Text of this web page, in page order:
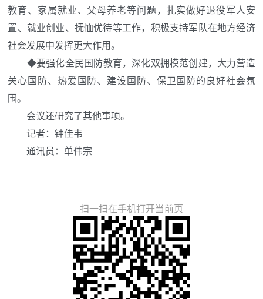
教育、家属就业、父母养老等问题，扎实做好退役军人安
置、就业创业、抚恤优待等工作，积极支持军队在地方经济
社会发展中发挥更大作用。
◆要强化全民国防教育，深化双拥模范创建，大力营造
关心国防、热爱国防、建设国防、保卫国防的良好社会氛
围。
会议还研究了其他事项。
记者：钟佳韦
通讯员：单伟宗
扫一扫在手机打开当前页